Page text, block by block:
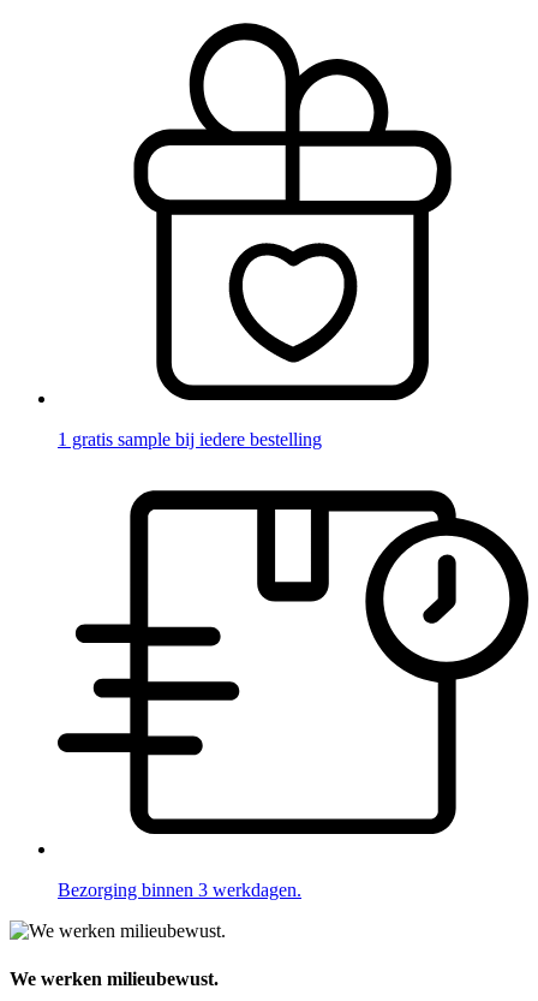
1 gratis sample bij iedere bestelling
Bezorging binnen 3 werkdagen.
We werken milieubewust.